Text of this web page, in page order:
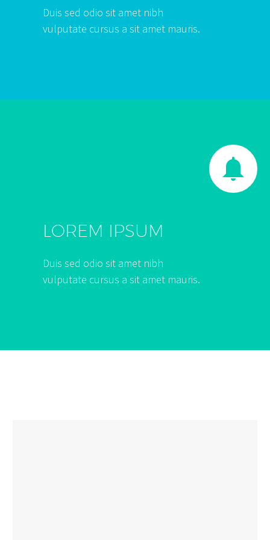
Duis sed odio sit amet nibh
vulputate cursus a sit amet mauris.


LOREM IPSUM
Duis sed odio sit amet nibh
vulputate cursus a sit amet mauris.